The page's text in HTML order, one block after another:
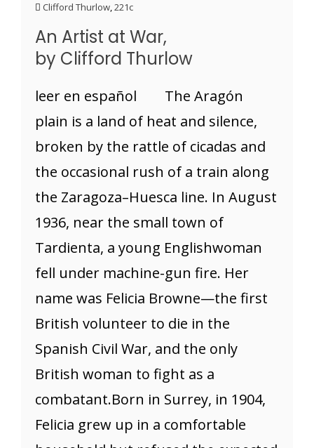
Clifford Thurlow,221c
An Artist at War,
by Clifford Thurlow
leer en español The Aragón
plain is a land of heat and silence,
broken by the rattle of cicadas and
the occasional rush of a train along
the Zaragoza–Huesca line. In August
1936, near the small town of
Tardienta, a young Englishwoman
fell under machine-gun fire. Her
name was Felicia Browne—the first
British volunteer to die in the
Spanish Civil War, and the only
British woman to fight as a
combatant.Born in Surrey, in 1904,
Felicia grew up in a comfortable